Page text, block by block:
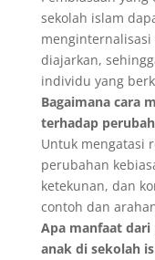
sekolah islam
diajarkan,
individu yang
Bagaimana cara
terhadap
Untuk mengatasi
perubahan
ketekunan, dan
contoh dan
Apa manfaat dari
anak di sekolah